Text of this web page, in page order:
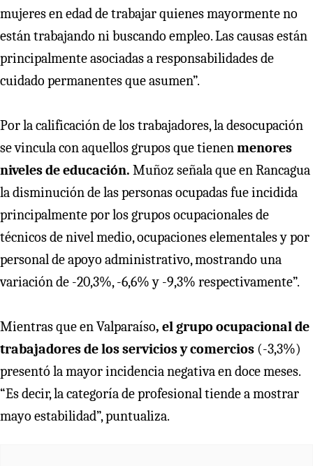
mujeres en edad de trabajar quienes mayormente no
están trabajando ni buscando empleo. Las causas están
principalmente asociadas a responsabilidades de
cuidado permanentes que asumen”.
Por la calificación de los trabajadores, la desocupación
se vincula con aquellos grupos que tienen menores
niveles de educación. Muñoz señala que en Rancagua
la disminución de las personas ocupadas fue incidida
principalmente por los grupos ocupacionales de
técnicos de nivel medio, ocupaciones elementales y por
personal de apoyo administrativo, mostrando una
variación de -20,3%, -6,6% y -9,3% respectivamente”.
Mientras que en Valparaíso, el grupo ocupacional de
trabajadores de los servicios y comercios (-3,3%)
presentó la mayor incidencia negativa en doce meses.
“Es decir, la categoría de profesional tiende a mostrar
mayo estabilidad”, puntualiza.